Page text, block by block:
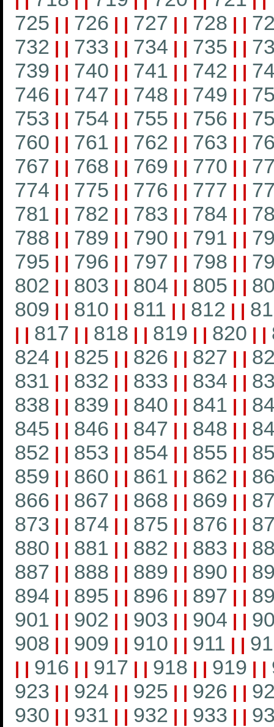
725 | | 726 | | 727 | | 728 | |
732 | | 733 | | 734 | | 735 | |
739 | | 740 | | 741 | | 742 | |
746 | | 747 | | 748 | | 749 | |
753 | | 754 | | 755 | | 756 | |
760 | | 761 | | 762 | | 763 | |
767 | | 768 | | 769 | | 770 | |
774 | | 775 | | 776 | | 777 | |
781 | | 782 | | 783 | | 784 | |
788 | | 789 | | 790 | | 791 | |
795 | | 796 | | 797 | | 798 | |
802 | | 803 | | 804 | | 805 | |
809 | | 810 | | 811 | | 812 | |
| | 817 | | 818 | | 819 | | 820 | |
824 | | 825 | | 826 | | 827 | |
831 | | 832 | | 833 | | 834 | |
838 | | 839 | | 840 | | 841 | |
845 | | 846 | | 847 | | 848 | |
852 | | 853 | | 854 | | 855 | |
859 | | 860 | | 861 | | 862 | |
866 | | 867 | | 868 | | 869 | |
873 | | 874 | | 875 | | 876 | |
880 | | 881 | | 882 | | 883 | |
887 | | 888 | | 889 | | 890 | |
894 | | 895 | | 896 | | 897 | |
901 | | 902 | | 903 | | 904 | |
908 | | 909 | | 910 | | 911 | |
| | 916 | | 917 | | 918 | | 919 | |
923 | | 924 | | 925 | | 926 | |
930 | | 931 | | 932 | | 933 | |